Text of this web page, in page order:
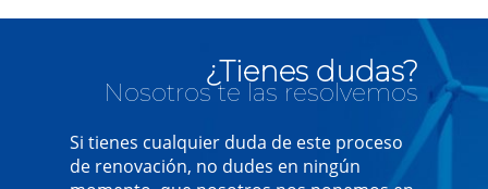
¿Tienes dudas?
Nosotros te las resolvemos
Si tienes cualquier duda de este proceso
de renovación, no dudes en ningún